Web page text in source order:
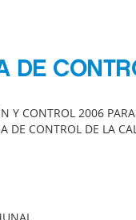
DE
Y CONTROL 2006
DE CONTROL DE LA